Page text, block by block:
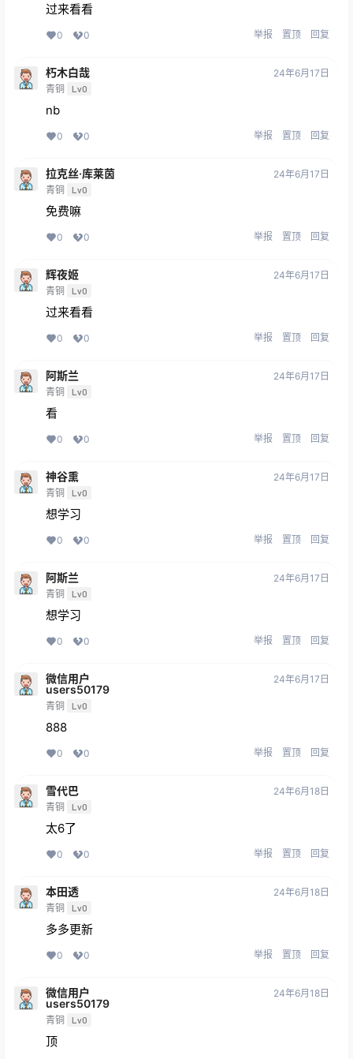
过来看看
0 0 举报 置顶 回复
朽木白哉
青铜 Lv0
24年6月17日
nb
0 0 举报 置顶 回复
拉克丝·库莱茵
青铜 Lv0
24年6月17日
免费嘛
0 0 举报 置顶 回复
辉夜姬
青铜 Lv0
24年6月17日
过来看看
0 0 举报 置顶 回复
阿斯兰
青铜 Lv0
24年6月17日
看
0 0 举报 置顶 回复
神谷熏
青铜 Lv0
24年6月17日
想学习
0 0 举报 置顶 回复
阿斯兰
青铜 Lv0
24年6月17日
想学习
0 0 举报 置顶 回复
微信用户
users50179
青铜 Lv0
24年6月17日
888
0 0 举报 置顶 回复
雪代巴
青铜 Lv0
24年6月18日
太6了
0 0 举报 置顶 回复
本田透
青铜 Lv0
24年6月18日
多多更新
0 0 举报 置顶 回复
微信用户
users50179
青铜 Lv0
24年6月18日
顶